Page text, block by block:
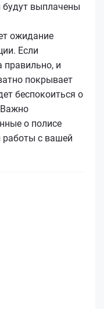
будут выплачены
ожидание
Если
и
покрывает
беспокоиться о
Важно
о полисе
работы с вашей